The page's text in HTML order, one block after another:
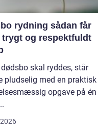
sådan får
trygt og respektfuldt
skal ryddes, står
pludselig med en praktisk
opgave på én